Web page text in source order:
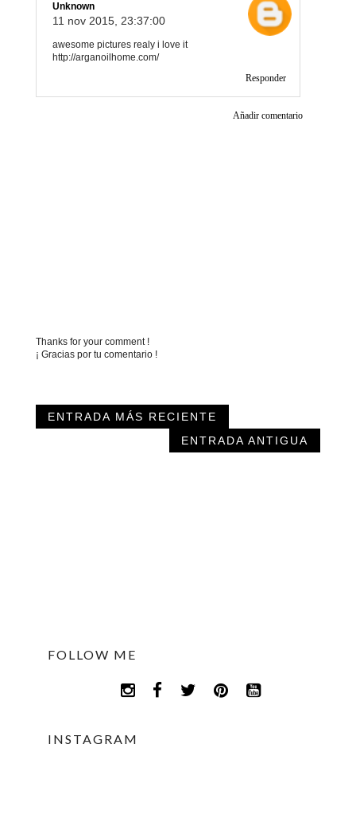
Unknown
11 nov 2015, 23:37:00
awesome pictures realy i love it
http://arganoilhome.com/
Responder
Añadir comentario
Thanks for your comment !
¡ Gracias por tu comentario !
ENTRADA MÁS RECIENTE
ENTRADA ANTIGUA
FOLLOW ME
INSTAGRAM